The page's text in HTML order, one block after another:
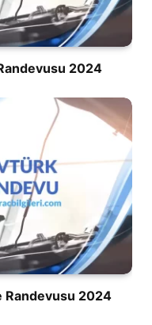
2024
Randevusu 2024